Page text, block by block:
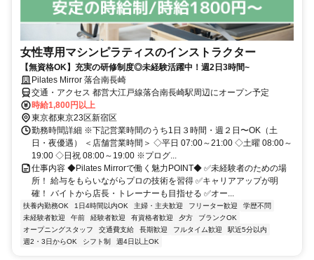
女性専用マシンピラティスのインストラクター
【無資格OK】充実の研修制度◎未経験活躍中！週2日3時間~
Pilates Mirror 落合南長崎
交通・アクセス 都営大江戸線落合南長崎駅周辺にオープン予定
時給1,800円以上
東京都東京23区新宿区
勤務時間詳細 ※下記営業時間のうち1日３時間・週２日〜OK（土
日・夜優遇） ＜店舗営業時間＞ ◇平日 07:00～21:00 ◇土曜 08:00～
19:00 ◇日祝 08:00～19:00 ※プログ...
仕事内容 ◆Pilates Mirrorで働く魅力POINT◆ ✅未経験者のための場
所！ 給与をもらいながらプロの技術を習得 ✅キャリアアップが明
確！ バイトから店長・トレーナーも目指せる ✅オー...
扶養内勤務OK 1日4時間以内OK 主婦・主夫歓迎 フリーター歓迎
学歴不問
未経験者歓迎
午前 経験者歓迎 有資格者歓迎 夕方
ブランクOK
オープニングスタッフ
交通費支給 長期歓迎 フルタイム歓迎
駅近5分以内
週2・3日からOK
シフト制 週4日以上OK